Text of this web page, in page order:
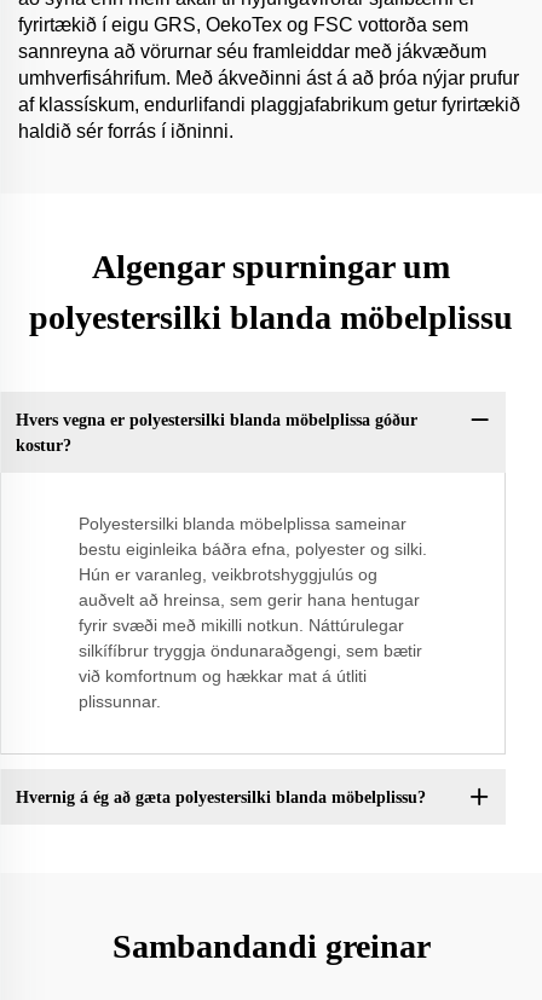
fyrirtækið í eigu GRS, OekoTex og FSC vottorða sem
sannreyna að vörurnar séu framleiddar með jákvæðum
umhverfisáhrifum. Með ákveðinni ást á að þróa nýjar prufur
af klassískum, endurlifandi plaggjafabrikum getur fyrirtækið
haldið sér forrás í iðninni.
Algengar spurningar um
polyestersilki blanda möbelplissu
Hvers vegna er polyestersilki blanda möbelplissa góður
kostur?
Polyestersilki blanda möbelplissa sameinar
bestu eiginleika báðra efna, polyester og silki.
Hún er varanleg, veikbrotshyggjulús og
auðvelt að hreinsa, sem gerir hana hentugar
fyrir svæði með mikilli notkun. Náttúrulegar
silkífíbrur tryggja öndunaraðgengi, sem bætir
við komfortnum og hækkar mat á útliti
plissunnar.
Hvernig á ég að gæta polyestersilki blanda möbelplissu?
Sambandandi greinar